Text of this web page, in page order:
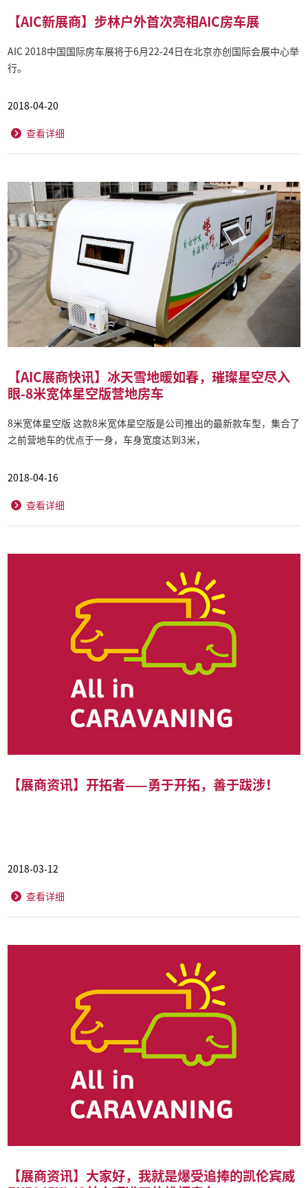
【AIC新展商】步林户外首次亮相AIC房车展
AIC 2018中国国际房车展将于6月22-24日在北京亦创国际会展中心举
行。
2018-04-20
查看详细
【AIC展商快讯】冰天雪地暖如春，璀璨星空尽入
眼-8米宽体星空版营地房车
8米宽体星空版 这款8米宽体星空版是公司推出的最新款车型，集合了
之前营地车的优点于一身，车身宽度达到3米，
2018-04-16
查看详细
【展商资讯】开拓者——勇于开拓，善于跋涉！
2018-03-12
查看详细
【展商资讯】大家好，我就是爆受追捧的凯伦宾威